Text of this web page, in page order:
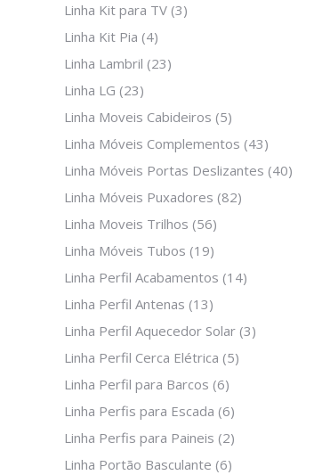
Linha Kit para TV (3)
Linha Kit Pia (4)
Linha Lambril (23)
Linha LG (23)
Linha Moveis Cabideiros (5)
Linha Móveis Complementos (43)
Linha Móveis Portas Deslizantes (40)
Linha Móveis Puxadores (82)
Linha Moveis Trilhos (56)
Linha Móveis Tubos (19)
Linha Perfil Acabamentos (14)
Linha Perfil Antenas (13)
Linha Perfil Aquecedor Solar (3)
Linha Perfil Cerca Elétrica (5)
Linha Perfil para Barcos (6)
Linha Perfis para Escada (6)
Linha Perfis para Paineis (2)
Linha Portão Basculante (6)